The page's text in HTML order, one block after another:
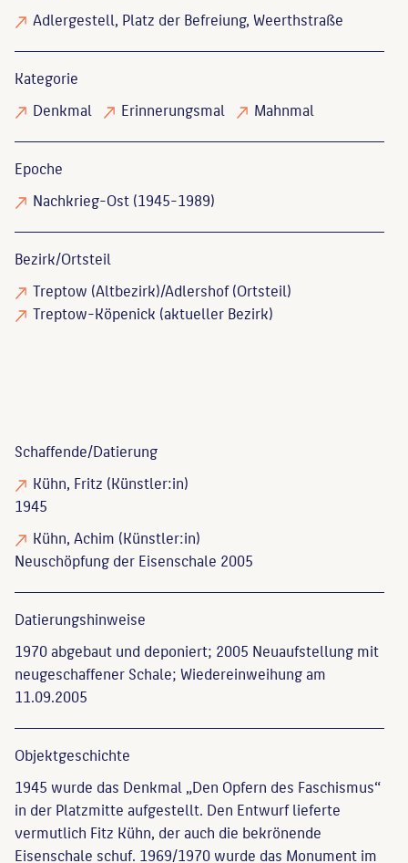
Adlergestell, Platz der Befreiung, Weerthstraße
Kategorie
Denkmal
Erinnerungsmal Mahnmal
Epoche
Nachkrieg-Ost (1945-1989)
Bezirk/Ortsteil
Treptow (Altbezirk)/Adlershof (Ortsteil)
Treptow-Köpenick (aktueller Bezirk)
Schaffende/Datierung
Kühn, Fritz (Künstler:in)
1945
Kühn, Achim (Künstler:in)
Neuschöpfung der Eisenschale 2005
Datierungs­hinweise
1970 abgebaut und deponiert; 2005 Neuaufstellung mit
neugeschaffener Schale; Wiedereinweihung am
11.09.2005
Objekt­geschichte
1945 wurde das Denkmal „Den Opfern des Faschismus“
in der Platzmitte aufgestellt. Den Entwurf lieferte
vermutlich Fitz Kühn, der auch die bekrönende
Eisenschale schuf. 1969/1970 wurde das Monument im